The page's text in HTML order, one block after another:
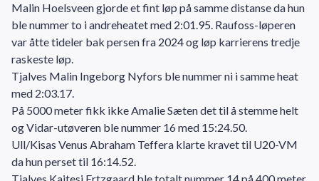
Malin Hoelsveen gjorde et fint løp på samme distanse da hun
ble nummer to i andreheatet med 2:01.95. Raufoss-løperen
var åtte tideler bak persen fra 2024 og løp karrierens tredje
raskeste løp.
Tjalves Malin Ingeborg Nyfors ble nummer ni i samme heat
med 2:03.17.
På 5000 meter fikk ikke Amalie Sæten det til å stemme helt
og Vidar-utøveren ble nummer 16 med 15:24.50.
Ull/Kisas Venus Abraham Teffera klarte kravet til U20-VM
da hun perset til 16:14.52.